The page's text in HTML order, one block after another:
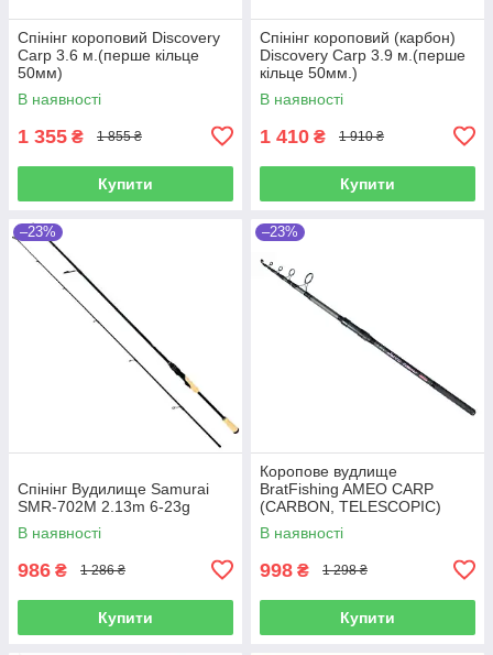
Спінінг короповий Discovery
Carp 3.6 м.(перше кільце
50мм)
В наявності
1 355 ₴ 1 855 ₴
Купити
Спінінг короповий (карбон)
Discovery Carp 3.9 м.(перше
кільце 50мм.)
В наявності
1 410 ₴ 1 910 ₴
Купити
–23%
Спінінг Вудилище Samurai
SMR-702M 2.13m 6-23g
В наявності
986 ₴ 1 286 ₴
Купити
–23%
Коропове вудлище
BratFishing AMEO CARP
(CARBON, TELESCOPIC)
3.00 m / 120-220 g.
В наявності
998 ₴ 1 298 ₴
Купити